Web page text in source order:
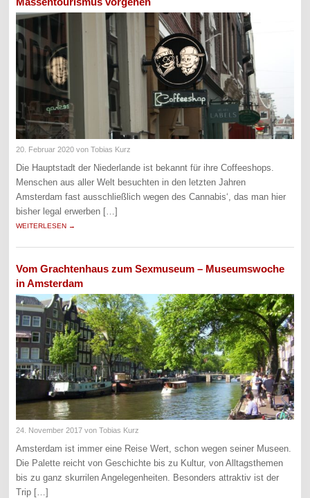
20. Februar 2020 von Tobias Kurz
Die Hauptstadt der Niederlande ist bekannt für ihre Coffeeshops.
Menschen aus aller Welt besuchten in den letzten Jahren
Amsterdam fast ausschließlich wegen des Cannabis‘, das man hier
bisher legal erwerben […]
WEITERLESEN →
Vom Grachtenhaus zum Sexmuseum – Museumswoche
in Amsterdam
24. November 2017 von Tobias Kurz
Amsterdam ist immer eine Reise Wert, schon wegen seiner Museen.
Die Palette reicht von Geschichte bis zu Kultur, von Alltagsthemen
bis zu ganz skurrilen Angelegenheiten. Besonders attraktiv ist der
Trip […]